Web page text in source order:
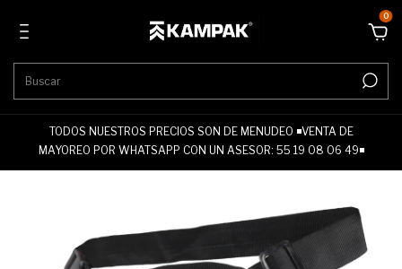
0
TODOS NUESTROS PRECIOS SON DE MENUDEO ◾VENTA DE
MAYOREO POR WHATSAPP CON UN ASESOR: 55 19 08 06 49◾